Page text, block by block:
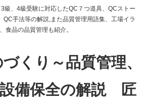
級、4級受験に対応したQC７つ道具、QCストー
QC手法等の解説,また品質管理用語集、工場イラ
食品の品質管理も紹介。
くり～品質管理、
備保全の解説 匠